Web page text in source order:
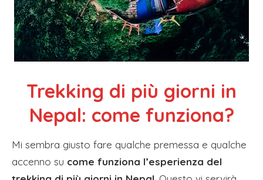
Trekking di più giorni in
Nepal: come funziona?
Mi sembra giusto fare qualche premessa e qualche
accenno su come funziona l’esperienza del